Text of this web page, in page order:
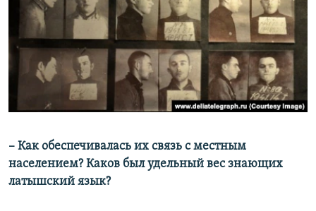
– Как обеспечивалась их связь с местным
населением? Каков был удельный вес знающих
латышский язык?